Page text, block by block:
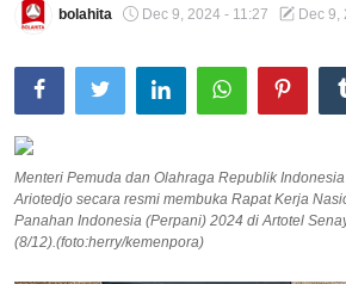
bolahita Dec 9, 2024 - 11:27 Dec 9,
Menteri Pemuda dan Olahraga Republik
Ariotedjo secara resmi membuka Rapat Kerja
Panahan Indonesia (Perpani) 2024 di Artotel
(8/12).(foto:herry/kemenpora)